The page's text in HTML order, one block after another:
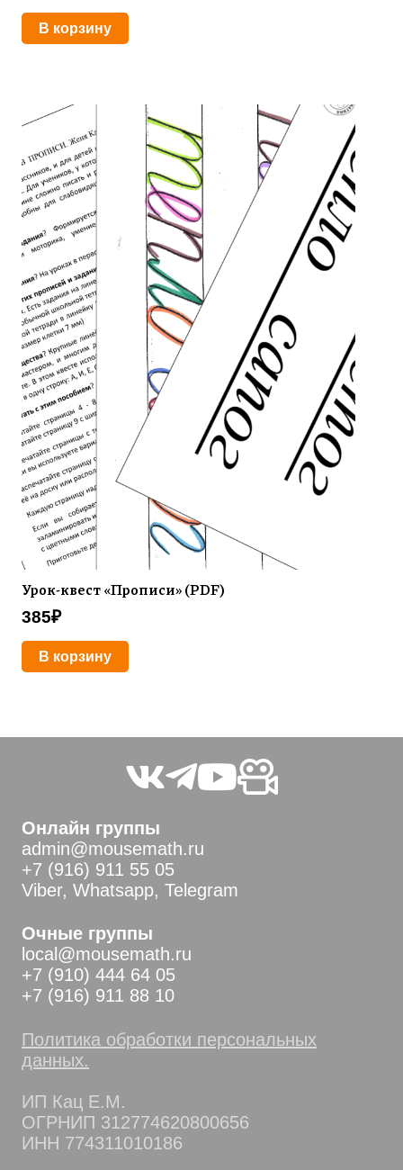
В корзину
Урок-квест «Прописи» (PDF)
385₽
В корзину
Онлайн группы
admin@mousemath.ru
+7 (916) 911 55 05
Viber, Whatsapp, Telegram
Очные группы
local@mousemath.ru
+7 (910) 444 64 05
+7 (916) 911 88 10
Политика обработки персональных
данных.
ИП Кац Е.М.
ОГРНИП 312774620800656
ИНН 774311010186